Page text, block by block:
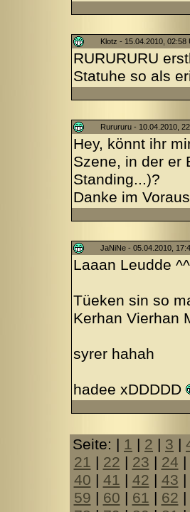
Klotz - 15.04.2010, 02:58
RURURURU
Statuhe so als
Rurururu - 10.04.2010,
Hey, könnt ihr
Szene, in der er
Standing...)?
Danke im
JaNiNe - 05.04.2010,
Laaan Leudde ^^
Tüeken sin so
Kerhan Vierhan
syrer hahah
hadee xDDDDD
Seite: | 1 | 2 | 3 |
21 | 22 | 23 | 24 |
40 | 41 | 42 | 43 |
59 | 60 | 61 | 62 |